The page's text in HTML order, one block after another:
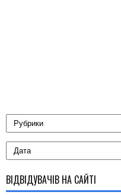
ВІДВІДУВАЧІВ НА САЙТІ